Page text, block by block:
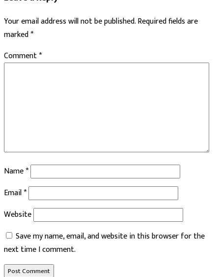
Your email address will not be published.Required fields are
marked*
Comment*
Name*
Email*
Website
Save my name, email, and website in this browser for the
next time I comment.